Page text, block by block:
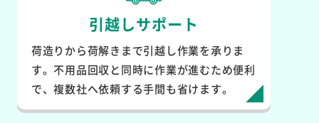
引越しサポート
荷造りから荷解きまで引越し作業を承りま
す。不用品回収と同時に作業が進むため便利
で、複数社へ依頼する手間も省けます。